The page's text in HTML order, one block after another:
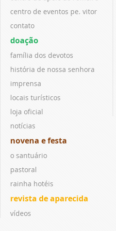
centro de eventos pe. vitor
contato
doação
família dos devotos
história de nossa senhora
imprensa
locais turísticos
loja oficial
notícias
novena e festa
o santuário
pastoral
rainha hotéis
revista de aparecida
vídeos